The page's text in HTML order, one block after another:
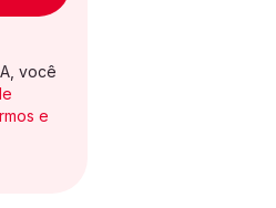
você
e